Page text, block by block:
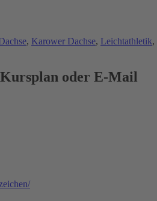
, Karower Dachse, Leichtathletik,
Kursplan oder E-Mail